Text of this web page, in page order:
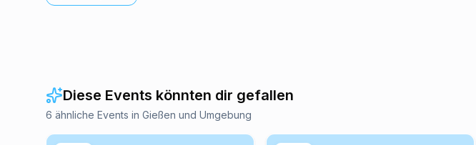
Diese Events könnten dir gefallen
6 ähnliche Events in Gießen und Umgebung